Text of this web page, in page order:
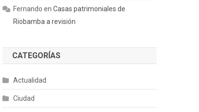
Fernando enCasas patrimoniales de
Riobamba a revisión
CATEGORÍAS
Actualidad
Ciudad